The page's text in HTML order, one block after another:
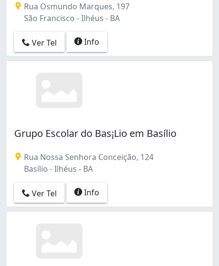
Rua Osmundo Marques, 197
São Francisco - Ilhéus - BA
Ver Tel Info
Grupo Escolar do Bas¡Lio em Basílio
Rua Nossa Senhora Conceição, 124
Basílio - Ilhéus - BA
Ver Tel Info